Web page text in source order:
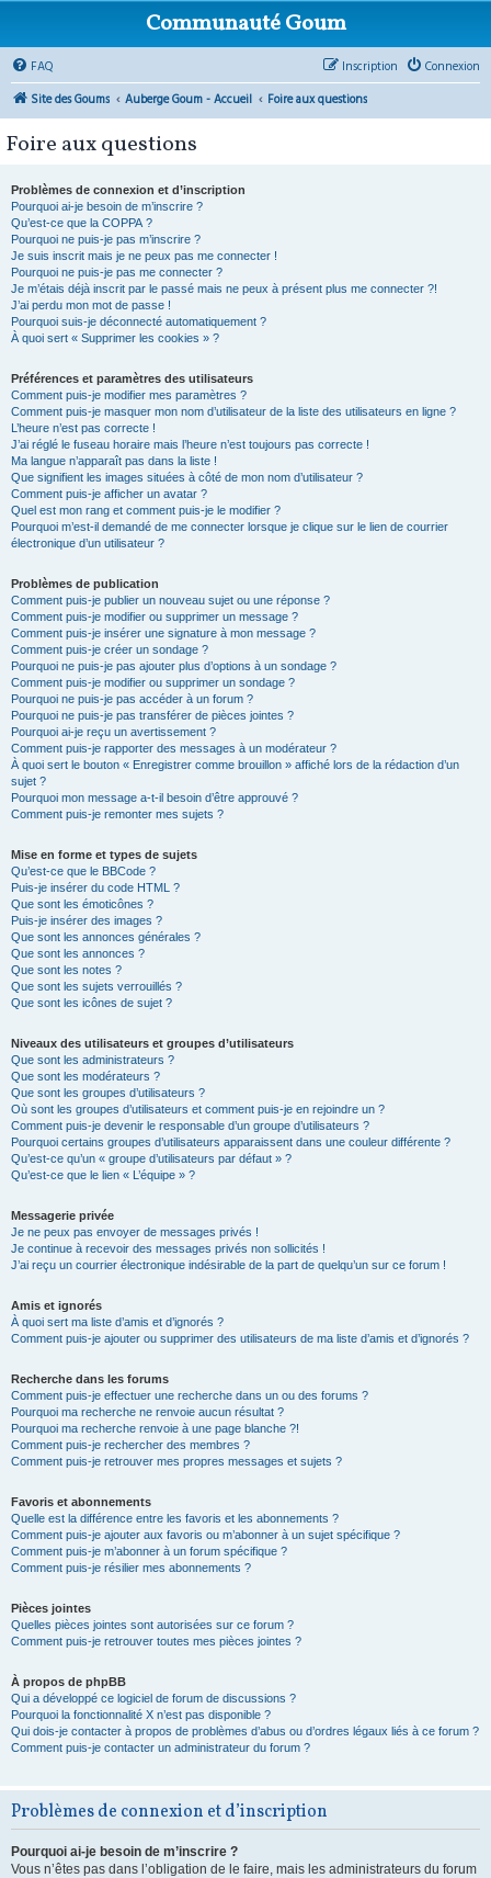
Communauté Goum
FAQ Connexion
Inscription
Site des Goums
Auberge Goum - Accueil Foire aux questions
Foire aux questions
Problèmes de connexion et d’inscription
Pourquoi ai-je besoin de m’inscrire ?
Qu’est-ce que la COPPA ?
Pourquoi ne puis-je pas m’inscrire ?
Je suis inscrit mais je ne peux pas me connecter !
Pourquoi ne puis-je pas me connecter ?
Je m’étais déjà inscrit par le passé mais ne peux à présent plus me connecter ?!
J’ai perdu mon mot de passe !
Pourquoi suis-je déconnecté automatiquement ?
À quoi sert « Supprimer les cookies » ?
Préférences et paramètres des utilisateurs
Comment puis-je modifier mes paramètres ?
Comment puis-je masquer mon nom d’utilisateur de la liste des utilisateurs en ligne ?
L’heure n’est pas correcte !
J’ai réglé le fuseau horaire mais l’heure n’est toujours pas correcte !
Ma langue n’apparaît pas dans la liste !
Que signifient les images situées à côté de mon nom d’utilisateur ?
Comment puis-je afficher un avatar ?
Quel est mon rang et comment puis-je le modifier ?
Pourquoi m’est-il demandé de me connecter lorsque je clique sur le lien de courrier
électronique d’un utilisateur ?
Problèmes de publication
Comment puis-je publier un nouveau sujet ou une réponse ?
Comment puis-je modifier ou supprimer un message ?
Comment puis-je insérer une signature à mon message ?
Comment puis-je créer un sondage ?
Pourquoi ne puis-je pas ajouter plus d’options à un sondage ?
Comment puis-je modifier ou supprimer un sondage ?
Pourquoi ne puis-je pas accéder à un forum ?
Pourquoi ne puis-je pas transférer de pièces jointes ?
Pourquoi ai-je reçu un avertissement ?
Comment puis-je rapporter des messages à un modérateur ?
À quoi sert le bouton « Enregistrer comme brouillon » affiché lors de la rédaction d’un
sujet ?
Pourquoi mon message a-t-il besoin d’être approuvé ?
Comment puis-je remonter mes sujets ?
Mise en forme et types de sujets
Qu’est-ce que le BBCode ?
Puis-je insérer du code HTML ?
Que sont les émoticônes ?
Puis-je insérer des images ?
Que sont les annonces générales ?
Que sont les annonces ?
Que sont les notes ?
Que sont les sujets verrouillés ?
Que sont les icônes de sujet ?
Niveaux des utilisateurs et groupes d’utilisateurs
Que sont les administrateurs ?
Que sont les modérateurs ?
Que sont les groupes d’utilisateurs ?
Où sont les groupes d’utilisateurs et comment puis-je en rejoindre un ?
Comment puis-je devenir le responsable d’un groupe d’utilisateurs ?
Pourquoi certains groupes d’utilisateurs apparaissent dans une couleur différente ?
Qu’est-ce qu’un « groupe d’utilisateurs par défaut » ?
Qu’est-ce que le lien « L’équipe » ?
Messagerie privée
Je ne peux pas envoyer de messages privés !
Je continue à recevoir des messages privés non sollicités !
J’ai reçu un courrier électronique indésirable de la part de quelqu’un sur ce forum !
Amis et ignorés
À quoi sert ma liste d’amis et d’ignorés ?
Comment puis-je ajouter ou supprimer des utilisateurs de ma liste d’amis et d’ignorés ?
Recherche dans les forums
Comment puis-je effectuer une recherche dans un ou des forums ?
Pourquoi ma recherche ne renvoie aucun résultat ?
Pourquoi ma recherche renvoie à une page blanche ?!
Comment puis-je rechercher des membres ?
Comment puis-je retrouver mes propres messages et sujets ?
Favoris et abonnements
Quelle est la différence entre les favoris et les abonnements ?
Comment puis-je ajouter aux favoris ou m’abonner à un sujet spécifique ?
Comment puis-je m’abonner à un forum spécifique ?
Comment puis-je résilier mes abonnements ?
Pièces jointes
Quelles pièces jointes sont autorisées sur ce forum ?
Comment puis-je retrouver toutes mes pièces jointes ?
À propos de phpBB
Qui a développé ce logiciel de forum de discussions ?
Pourquoi la fonctionnalité X n’est pas disponible ?
Qui dois-je contacter à propos de problèmes d’abus ou d’ordres légaux liés à ce forum ?
Comment puis-je contacter un administrateur du forum ?
Problèmes de connexion et d’inscription
Pourquoi ai-je besoin de m’inscrire ?
Vous n’êtes pas dans l’obligation de le faire, mais les administrateurs du forum